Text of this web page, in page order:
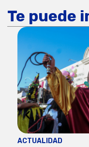
Te puede
ACTUALIDAD